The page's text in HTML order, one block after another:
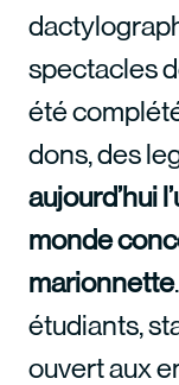
spectacles
été
dons, des
aujourd’hui
monde
marionnette
étudiants,
ouvert aux